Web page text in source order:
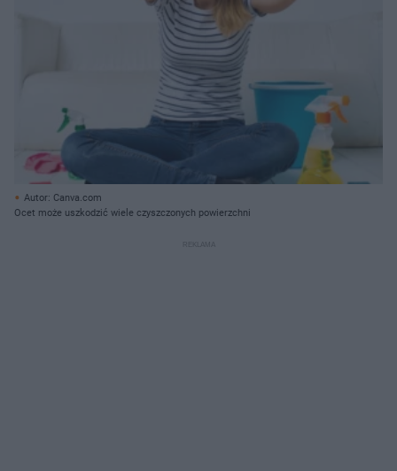
Autor: Canva.com
Ocet może uszkodzić wiele czyszczonych powierzchni